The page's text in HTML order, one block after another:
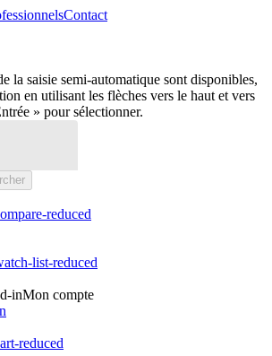
Contact
la saisie semi-automatique sont disponibles,
en utilisant les flèches vers le haut et vers
» pour sélectionner.
Mon compte